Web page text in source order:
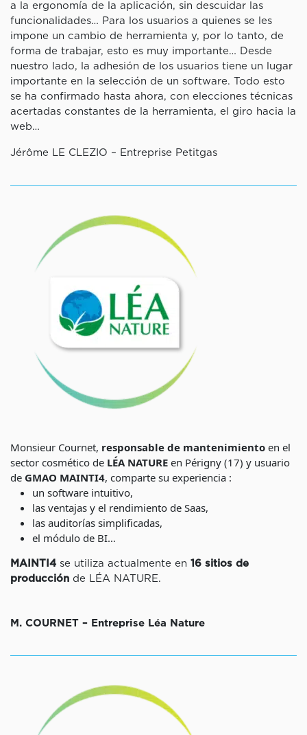
a la ergonomía de la aplicación, sin descuidar las
funcionalidades… Para los usuarios a quienes se les
impone un cambio de herramienta y, por lo tanto, de
forma de trabajar, esto es muy importante… Desde
nuestro lado, la adhesión de los usuarios tiene un lugar
importante en la selección de un software. Todo esto
se ha confirmado hasta ahora, con elecciones técnicas
acertadas constantes de la herramienta, el giro hacia la
web…
Jérôme LE CLEZIO – Entreprise Petitgas
Monsieur Cournet, responsable de mantenimiento en el
sector cosmético de LÉA NATURE en Périgny (17) y usuario
de GMAO MAINTI4, comparte su experiencia :
un software intuitivo,
las ventajas y el rendimiento de Saas,
las auditorías simplificadas,
el módulo de BI…
MAINTI4 se utiliza actualmente en 16 sitios de
producción de LÉA NATURE.
M. COURNET – Entreprise Léa Nature